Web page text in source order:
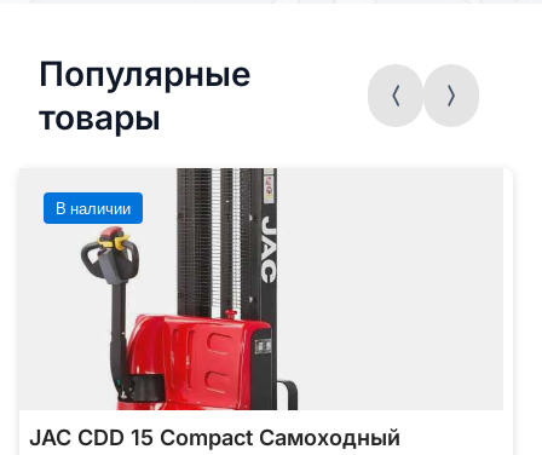
Популярные
товары
В наличии
JAC CDD 15 Compact Самоходный